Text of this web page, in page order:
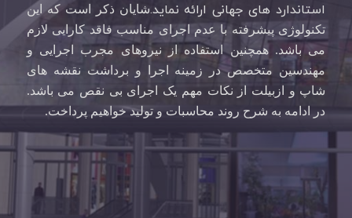
استاندارد های جهانی ارائه نماید.شایان ذکر است که این
تکنولوژی پیشرفته با عدم اجرای مناسب فاقد کارایی لازم
می باشد. همچنین استفاده از نیروهای مجرب اجرایی و
مهندسین متخصص در زمینه اجرا و برداشت نقشه های
شاپ و ازبیلت از نکات مهم یک اجرای بی نقص می باشد.
در ادامه به شرح روند محاسبات و تولید خواهیم پرداخت.